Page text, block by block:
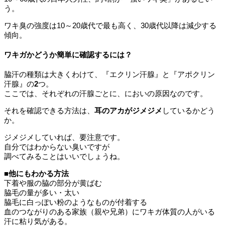
う。
ワキ臭の強度は10～20歳代で最も高く、30歳代以降は減少する
傾向。
ワキガかどうか簡単に確認するには？
脇汗の種類は大きくわけて、『エクリン汗腺』と『アポクリン
汗腺』の2つ。
ここでは、それぞれの汗腺ごとに、においの原因なのです。
それを確認できる方法は、 耳のアカがジメジメ しているかどう
か。
ジメジメしていれば、要注意です。
自分ではわからない臭いですが
調べてみることはいいでしょうね。
■他にもわかる方法
下着や服の脇の部分が黄ばむ
脇毛の量が多い・太い
脇毛に白っぽい粉のようなものが付着する
血のつながりのある家族（親や兄弟）にワキガ体質の人がいる
汗に粘り気がある。